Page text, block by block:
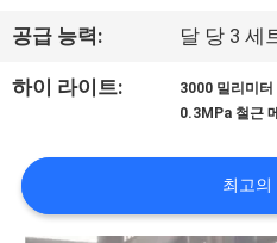
대
하
공
공급 능력: 달 당 3 세
하이 라이트: 3000 밀리미터
0.3MPa 철근
최고의